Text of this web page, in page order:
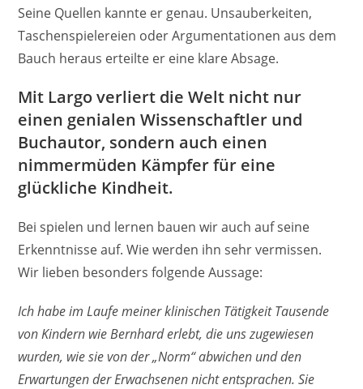
Seine Quellen kannte er genau. Unsauberkeiten,
Taschenspielereien oder Argumentationen aus dem
Bauch heraus erteilte er eine klare Absage.
Mit Largo verliert die Welt nicht nur
einen genialen Wissenschaftler und
Buchautor, sondern auch einen
nimmermüden Kämpfer für eine
glückliche Kindheit.
Bei spielen und lernen bauen wir auch auf seine
Erkenntnisse auf. Wie werden ihn sehr vermissen.
Wir lieben besonders folgende Aussage:
Ich habe im Laufe meiner klinischen Tätigkeit Tausende
von Kindern wie Bernhard erlebt, die uns zugewiesen
wurden, wie sie von der „Norm“ abwichen und den
Erwartungen der Erwachsenen nicht entsprachen. Sie